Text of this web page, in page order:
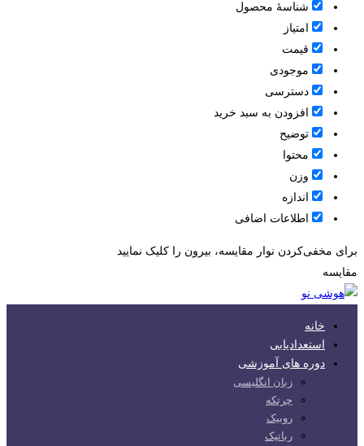
شناسۀ محصول
امتیاز
قيمت
موجودی
دسترسی
افزودن به سبد خرید
توضیح
محتوا
وزن
اندازه
اطلاعات اضافی
برای مخفی‌کردن نوار مقایسه، بیرون را کلیک نمایید
مقایسه
خانه
استعدادیابی
دوره های آموزشی
زبان انگلیسی
چرتکه
روبیک
رباتیک